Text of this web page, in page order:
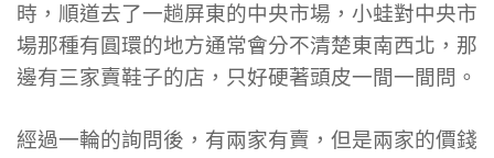
時，順道去了一趟屏東的中央市場，小蛙對中央市
場那種有圓環的地方通常會分不清楚東南西北，那
邊有三家賣鞋子的店，只好硬著頭皮一間一間問。
經過一輪的詢問後，有兩家有賣，但是兩家的價錢